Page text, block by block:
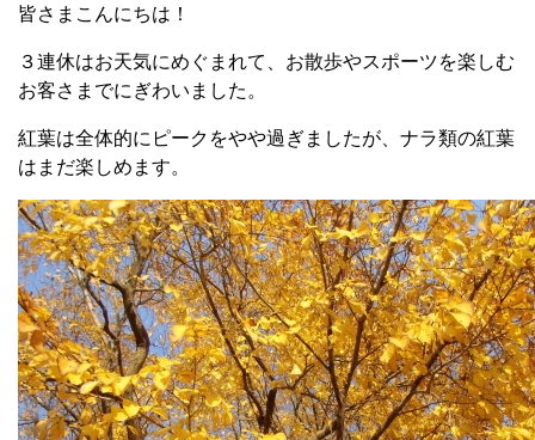
皆さまこんにちは！
３連休はお天気にめぐまれて、お散歩やスポーツを楽しむ
お客さまでにぎわいました。
紅葉は全体的にピークをやや過ぎましたが、ナラ類の紅葉
はまだ楽しめます。